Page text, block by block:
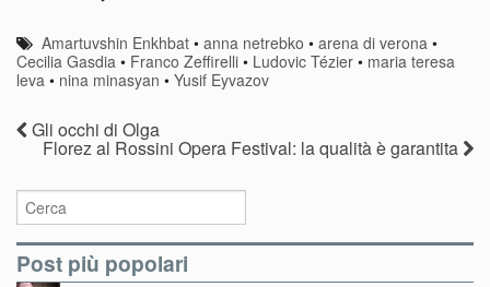
Amartuvshin Enkhbat •anna netrebko •arena di verona •
Cecilia Gasdia • Franco Zeffirelli • Ludovic Tézier • maria teresa
leva • nina minasyan • Yusif Eyvazov
Gli occhi di Olga
Florez al Rossini Opera Festival: la qualità è garantita
Post più popolari